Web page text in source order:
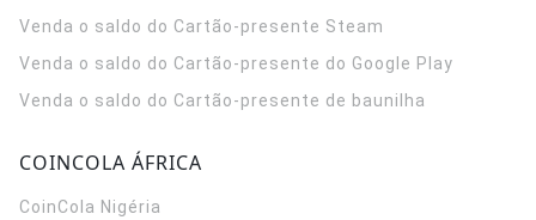
Venda o saldo do Cartão-presente Steam
Venda o saldo do Cartão-presente do Google Play
Venda o saldo do Cartão-presente de baunilha
COINCOLA ÁFRICA
CoinCola Nigéria